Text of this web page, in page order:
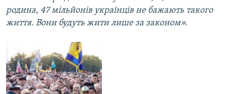
родина, 47 мільйонів українців не бажають такого
життя. Вони будуть жити лише за законом».